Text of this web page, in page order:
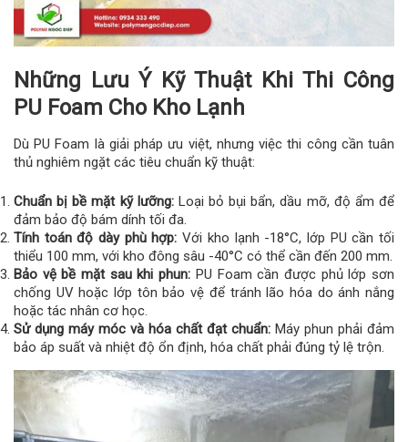
Những Lưu Ý Kỹ Thuật Khi Thi Công
PU Foam Cho Kho Lạnh
Dù PU Foam là giải pháp ưu việt, nhưng việc thi công cần tuân
thủ nghiêm ngặt các tiêu chuẩn kỹ thuật:
Chuẩn bị bề mặt kỹ lưỡng:Loại bỏ bụi bẩn, dầu mỡ, độ ẩm để
đảm bảo độ bám dính tối đa.
Tính toán độ dày phù hợp: Với kho lạnh -18°C, lớp PU cần tối
thiểu 100 mm, với kho đông sâu -40°C có thể cần đến 200 mm.
Bảo vệ bề mặt sau khi phun: PU Foam cần được phủ lớp sơn
chống UV hoặc lớp tôn bảo vệ để tránh lão hóa do ánh nắng
hoặc tác nhân cơ học.
Sử dụng máy móc và hóa chất đạt chuẩn: Máy phun phải đảm
bảo áp suất và nhiệt độ ổn định, hóa chất phải đúng tỷ lệ trộn.